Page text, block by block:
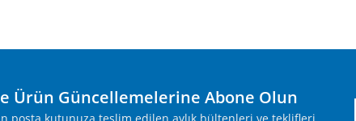
Ürün Güncellemelerine Abone Olun